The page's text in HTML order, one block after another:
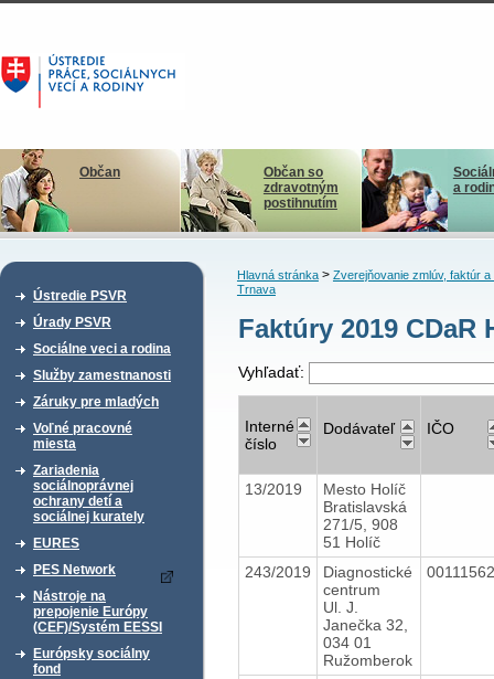
Občan
Občan so
zdravotným
postihnutím
a
Ústredie PSVR
Úrady PSVR
Sociálne veci a rodina
Služby zamestnanosti
Záruky pre mladých
Voľné pracovné
miesta
Zariadenia
sociálnoprávnej
ochrany detí a
sociálnej kurately
EURES
PES Network
Nástroje na
prepojenie Európy
(CEF)/Systém EESSI
Európsky sociálny
fond
Hlavná stránka> Zverejňovanie zmlúv, faktúr a
Trnava
Faktúry 2019
Vyhľadať:
Interné
číslo
Dodávateľ IČO
13/2019
Mesto Holíč
Bratislavská
271/5, 908
51 Holíč
243/2019
Diagnostické
centrum
Ul. J.
Janečka 32,
034 01
Ružomberok